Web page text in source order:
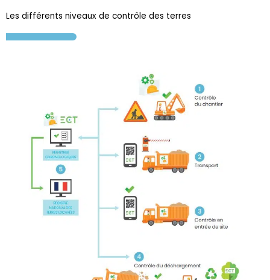
Les différents niveaux de contrôle des terres